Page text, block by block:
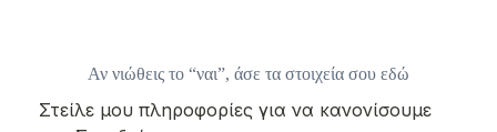
Αν νιώθεις το “ναι”, άσε τα στοιχεία σου εδώ